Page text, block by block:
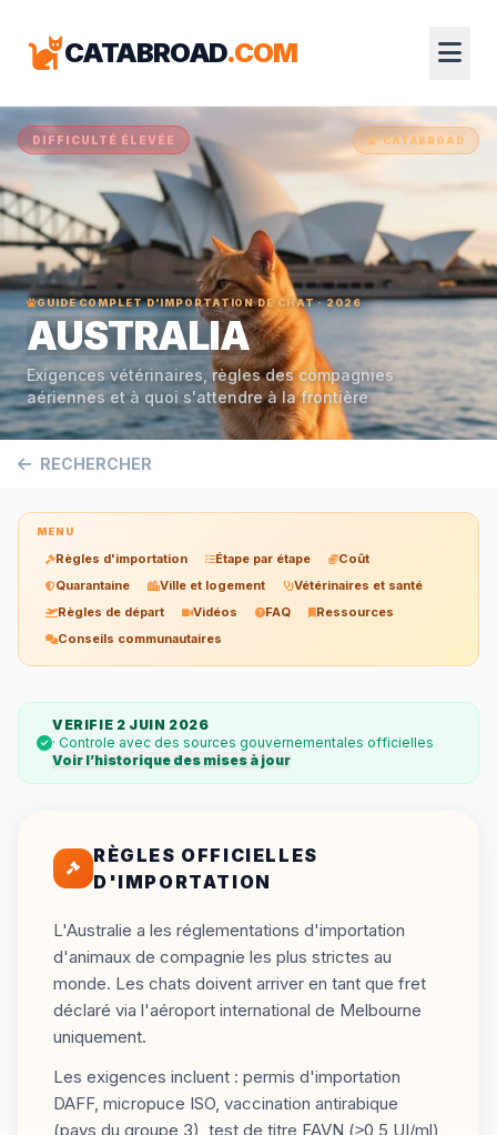
CATABROAD.COM
DIFFICULTÉ ÉLEVÉE CATABROAD
GUIDE COMPLET D'IMPORTATION DE CHAT · 2026
AUSTRALIA
Exigences vétérinaires, règles des compagnies
aériennes et à quoi s'attendre à la frontière
RECHERCHER
MENU
Règles d'importation Étape par étape
Coût
Quarantaine
Ville et logement
Vétérinaires et santé
Règles de départ
Vidéos FAQ
Ressources
Conseils communautaires
VERIFIE 2 JUIN 2026
· Controle avec des sources gouvernementales officielles
Voir l’historique des mises à jour
RÈGLES OFFICIELLES
D'IMPORTATION
L'Australie a les réglementations d'importation
d'animaux de compagnie les plus strictes au
monde. Les chats doivent arriver en tant que fret
déclaré via l'aéroport international de Melbourne
uniquement.
Les exigences incluent : permis d'importation
DAFF, micropuce ISO, vaccination antirabique
(pays du groupe 3), test de titre FAVN (≥0,5 UI/ml),